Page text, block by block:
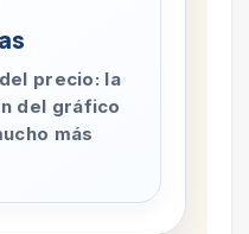
precio: la
del gráfico
más